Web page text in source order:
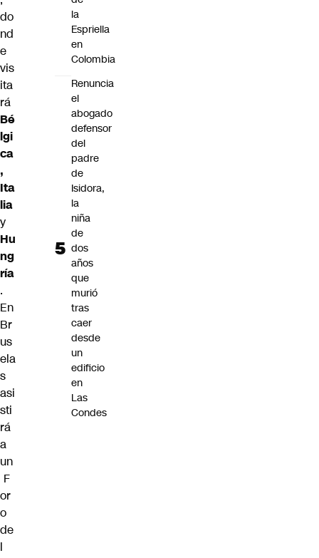
do
nd
e
vis
ita
rá
Bé
lgi
ca
,
Ita
lia
y
Hu
ng
ría
.
En
Br
us
ela
s
asi
sti
rá
a
un
F
or
o
de
l
la
Espriella
en
Colombia
Renuncia
el
abogado
defensor
del
padre
de
Isidora,
la
niña
de
dos
años
que
murió
tras
caer
desde
un
edificio
en
Las
Condes